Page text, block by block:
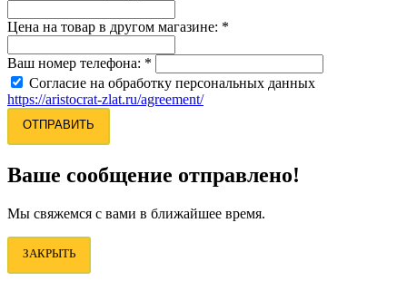
Цена на товар в другом магазине: *
Ваш номер телефона: *
Согласие на обработку персональных данных
https://aristocrat-zlat.ru/agreement/
ОТПРАВИТЬ
Ваше сообщение отправлено!
Мы свяжемся с вами в ближайшее время.
ЗАКРЫТЬ